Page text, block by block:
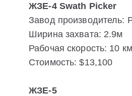
ЖЗЕ-4 Swath Picker
Завод производитель:
Ширина захвата: 2.9м
Рабочая скорость: 10
Стоимость: $13,100
ЖЗЕ-5